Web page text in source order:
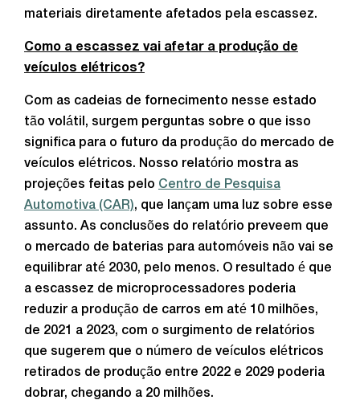
materiais diretamente afetados pela escassez.
Como a escassez vai afetar a produção de
veículos elétricos?
Com as cadeias de fornecimento nesse estado
tão volátil, surgem perguntas sobre o que isso
significa para o futuro da produção do mercado de
veículos elétricos. Nosso relatório mostra as
projeções feitas pelo Centro de Pesquisa
Automotiva (CAR), que lançam uma luz sobre esse
assunto. As conclusões do relatório preveem que
o mercado de baterias para automóveis não vai se
equilibrar até 2030, pelo menos. O resultado é que
a escassez de microprocessadores poderia
reduzir a produção de carros em até 10 milhões,
de 2021 a 2023, com o surgimento de relatórios
que sugerem que o número de veículos elétricos
retirados de produção entre 2022 e 2029 poderia
dobrar, chegando a 20 milhões.